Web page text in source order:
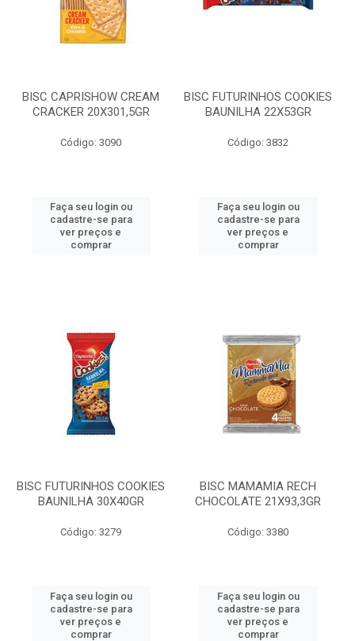
BISC CAPRISHOW CREAM
CRACKER 20X301,5GR
Código: 3090
Faça seu login ou
cadastre-se para
ver preços e
comprar
BISC FUTURINHOS COOKIES
BAUNILHA 22X53GR
Código: 3832
Faça seu login ou
cadastre-se para
ver preços e
comprar
BISC FUTURINHOS COOKIES
BAUNILHA 30X40GR
Código: 3279
Faça seu login ou
cadastre-se para
ver preços e
comprar
BISC MAMAMIA RECH
CHOCOLATE 21X93,3GR
Código: 3380
Faça seu login ou
cadastre-se para
ver preços e
comprar